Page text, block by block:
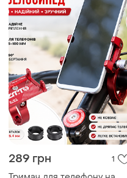
289 грн 1